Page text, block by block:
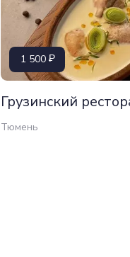
1 500
Грузинский
Тюмень